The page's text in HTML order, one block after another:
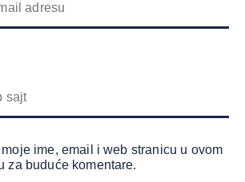
ime, email i web stranicu u ovom
za buduće komentare.